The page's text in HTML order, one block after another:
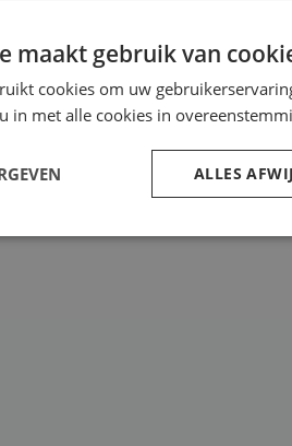
maakt gebruik van
cookies om uw
in met alle cookies in
ALLES